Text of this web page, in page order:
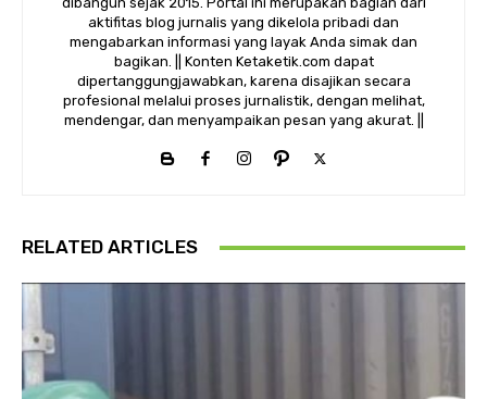
aktifitas blog jurnalis yang dikelola pribadi dan
mengabarkan informasi yang layak Anda simak dan
bagikan. || Konten Ketaketik.com dapat
dipertanggungjawabkan, karena disajikan secara
profesional melalui proses jurnalistik, dengan melihat,
mendengar, dan menyampaikan pesan yang akurat. ||
RELATED ARTICLES